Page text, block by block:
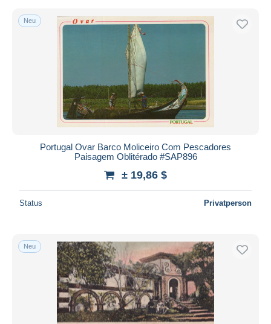
Neu
Portugal Ovar Barco Moliceiro Com Pescadores
Paisagem Oblitérado #SAP896
± 19,86 $
Status Privatperson
Neu